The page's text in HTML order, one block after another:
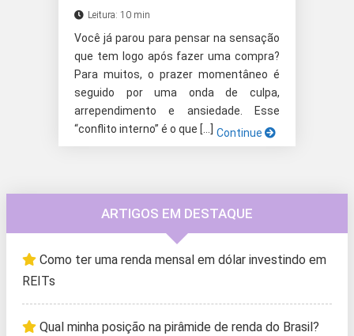
Leitura: 10 min
Você já parou para pensar na sensação
que tem logo após fazer uma compra?
Para muitos, o prazer momentâneo é
seguido por uma onda de culpa,
arrependimento e ansiedade. Esse
“conflito interno” é o que […] Continue
ARTIGOS EM DESTAQUE
Como ter uma renda mensal em dólar investindo em
REITs
Qual minha posição na pirâmide de renda do Brasil?